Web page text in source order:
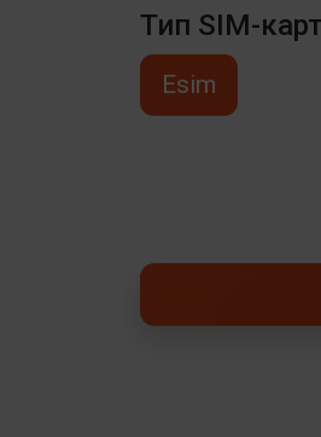
Тип SIM-
Esim